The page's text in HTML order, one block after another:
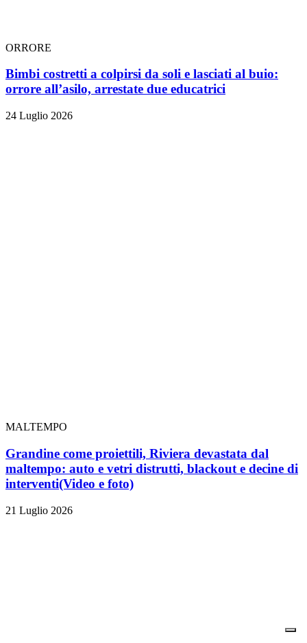
ORRORE
Bimbi costretti a colpirsi da soli e lasciati al buio:
orrore all’asilo, arrestate due educatrici
24 Luglio 2026
MALTEMPO
Grandine come proiettili, Riviera devastata dal
maltempo: auto e vetri distrutti, blackout e decine di
interventi(Video e foto)
21 Luglio 2026